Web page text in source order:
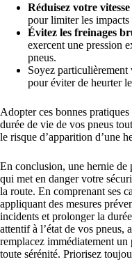
Réduisez votre vitesse
pour limiter les impacts
Évitez les freinages
exercent une pression
pneus.
Soyez
pour éviter de heurter
Adopter ces bonnes
durée de vie de vos pneus
le risque d’apparition d’une
En conclusion, une hernie de
qui met en danger votre
la route. En comprenant ses
appliquant des mesures
incidents et prolonger la
attentif à l’état de vos pneus,
remplacez immédiatement
toute sérénité. Priorisez